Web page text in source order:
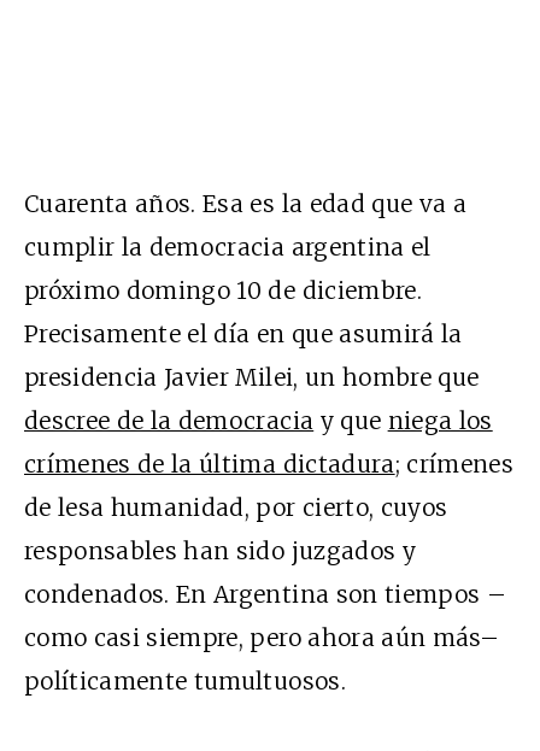
Cuarenta años. Esa es la edad que va a
cumplir la democracia argentina el
próximo domingo 10 de diciembre.
Precisamente el día en que asumirá la
presidencia Javier Milei, un hombre que
descree de la democracia y que niega los
crímenes de la última dictadura; crímenes
de lesa humanidad, por cierto, cuyos
responsables han sido juzgados y
condenados. En Argentina son tiempos –
como casi siempre, pero ahora aún más–
políticamente tumultuosos.